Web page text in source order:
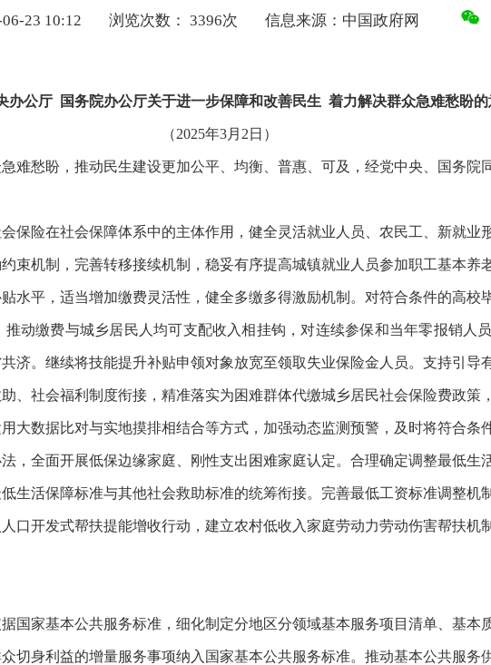
23 10:12 浏览次数： 3396次 信息来源：中国政府网
办公厅 国务院办公厅关于进一步保障和改善民生 着力解决群众急难愁盼的
（2025年3月2日）
难愁盼，推动民生建设更加公平、均衡、普惠、可及，经党中央、国务院
保险在社会保障体系中的主体作用，健全灵活就业人员、农民工、新就
束机制，完善转移接续机制，稳妥有序提高城镇就业人员参加职工基本养
水平，适当增加缴费灵活性，健全多缴多得激励机制。对符合条件的高校
动缴费与城乡居民人均可支配收入相挂钩，对连续参保和当年零报销人
济。继续将技能提升补贴申领对象放宽至领取失业保险金人员。支持引导
、社会福利制度衔接，精准落实为困难群体代缴城乡居民社会保险费政策
大数据比对与实地摸排相结合等方式，加强动态监测预警，及时将符合条
，全面开展低保边缘家庭、刚性支出困难家庭认定。合理确定调整最低生
生活保障标准与其他社会救助标准的统筹衔接。完善最低工资标准调整机
口开发式帮扶提能增收行动，建立农村低收入家庭劳动力劳动伤害帮扶机
国家基本公共服务标准，细化制定分地区分领域基本服务项目清单、基本
切身利益的增量服务事项纳入国家基本公共服务标准。推动基本公共服务